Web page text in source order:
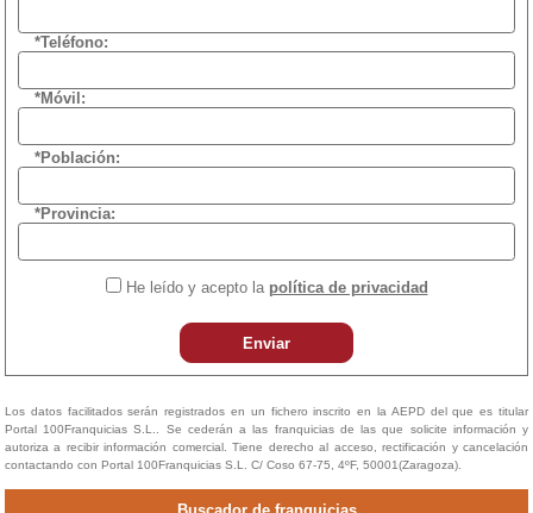
*Teléfono:
*Móvil:
*Población:
*Provincia:
He leído y acepto la política de privacidad
Enviar
Los datos facilitados serán registrados en un fichero inscrito en la AEPD del que es titular
Portal 100Franquicias S.L.. Se cederán a las franquicias de las que solicite información y
autoriza a recibir información comercial. Tiene derecho al acceso, rectificación y cancelación
contactando con Portal 100Franquicias S.L. C/ Coso 67-75, 4ºF, 50001(Zaragoza).